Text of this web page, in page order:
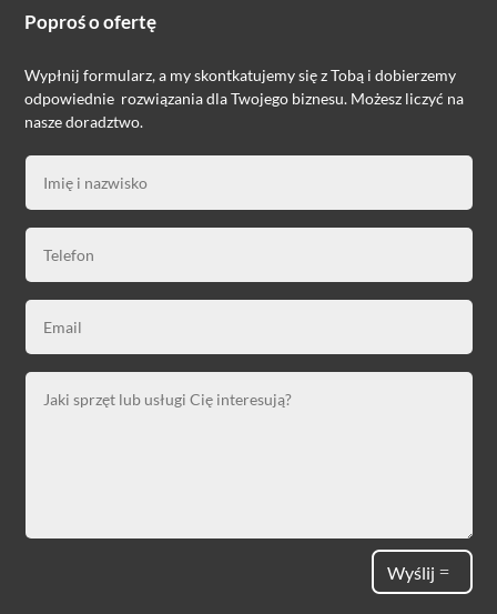
Poproś o ofertę
Wypłnij formularz, a my skontkatujemy się z Tobą i dobierzemy
odpowiednie rozwiązania dla Twojego biznesu. Możesz liczyć na
nasze doradztwo.
Wyślij